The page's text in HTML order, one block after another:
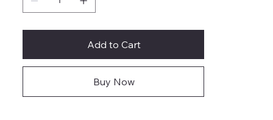
Add to Cart
Buy Now